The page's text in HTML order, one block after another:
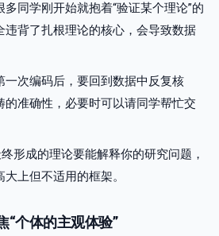
同学刚开始就抱着“验证某个理论”的
违背了扎根理论的核心，会导致数据
一次编码后，要回到数据中反复核
的准确性，必要时可以请同学帮忙交
形成的理论要能解释你的研究问题，
上但不适用的框架。
“个体的主观体验”